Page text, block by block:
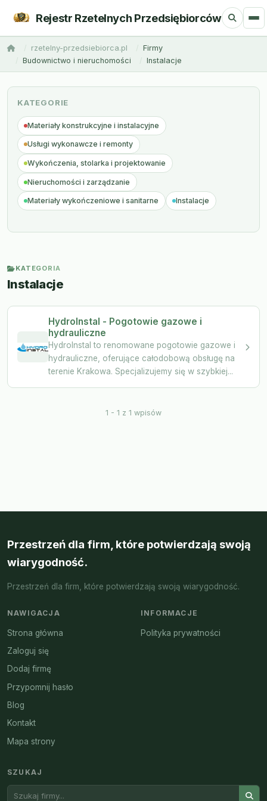
Rejestr Rzetelnych Przedsiębiorców
rzetelny-przedsiebiorca.pl
Firmy
Budownictwo i nieruchomości
Instalacje
KATEGORIE
Materiały konstrukcyjne i instalacyjne
Usługi wykonawcze i remonty
Wykończenia, stolarka i projektowanie
Nieruchomości i zarządzanie
Materiały wykończeniowe i sanitarne Instalacje
KATEGORIA
Instalacje
HydroInstal - Pogotowie gazowe i
hydrauliczne
HydroInstal to renomowane pogotowie gazowe i
hydrauliczne, oferujące całodobową obsługę na
terenie Krakowa. Specjalizujemy się w szybkiej...
1 - 1 z 1 wpisów
Przestrzeń dla firm, które potwierdzają swoją
wiarygodność.
Przestrzeń dla firm, które potwierdzają swoją wiarygodność.
NAWIGACJA
Strona główna
Zaloguj się
Dodaj firmę
Przypomnij hasło
Blog
Kontakt
Mapa strony
INFORMACJE
Polityka prywatności
SZUKAJ